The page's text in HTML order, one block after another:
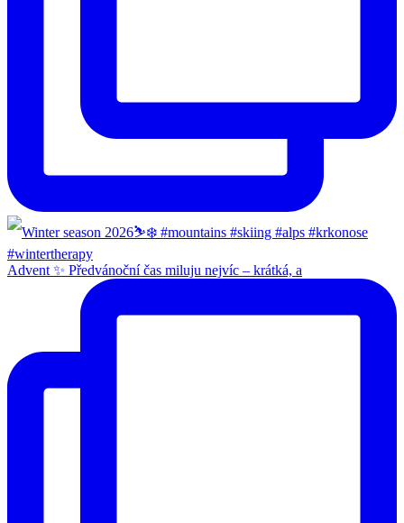
Advent ✨ Předvánoční čas miluju nejvíc – krátká, a